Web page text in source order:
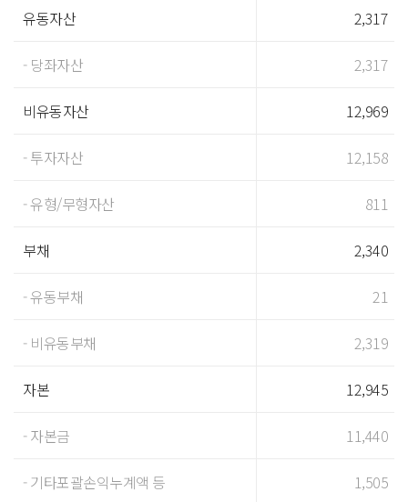
유동자산 2,317
- 당좌자산 2,317
비유동자산 12,969
- 투자자산 12,158
- 유형/무형자산 811
부채 2,340
- 유동부채 21
- 비유동부채 2,319
자본 12,945
- 자본금 11,440
- 기타포괄손익누계액 등 1,505